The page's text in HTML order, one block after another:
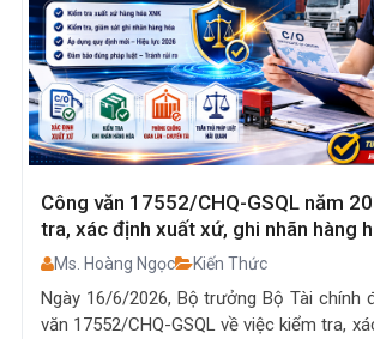
Công văn 17552/CHQ-GSQL năm
tra, xác định xuất xứ, ghi nhãn hàng
Ms. Hoàng Ngọc Kiến Thức
Ngày 16/6/2026, Bộ trưởng Bộ Tài chính
văn 17552/CHQ-GSQL về việc kiểm tra,